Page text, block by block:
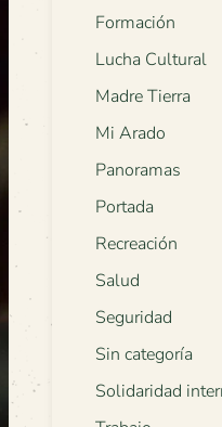
Formación
Lucha Cultural
Madre Tierra
Mi Arado
Panoramas
Portada
Recreación
Salud
Seguridad
Sin categoría
Solidaridad